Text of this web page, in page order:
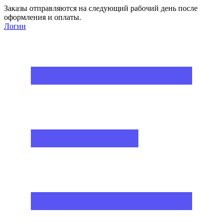
Заказы отправляются на следующий рабочий день после
оформления и оплаты.
Логин